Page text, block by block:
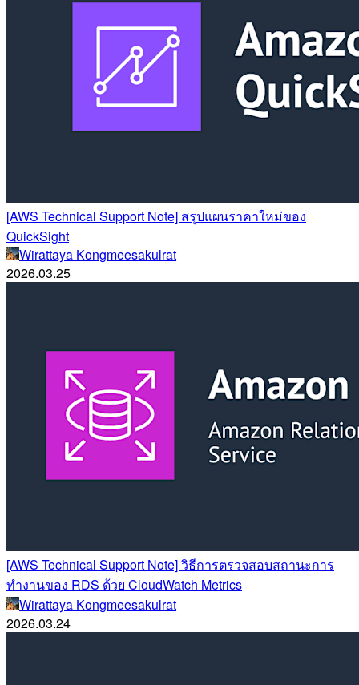
[AWS Technical Support Note] สรุปแผนราคาใหม่ของ
QuickSight
Wirattaya Kongmeesakulrat
2026.03.25
[AWS Technical Support Note] วิธีการตรวจสอบสถานะการ
ทำงานของ RDS ด้วย CloudWatch Metrics
Wirattaya Kongmeesakulrat
2026.03.24